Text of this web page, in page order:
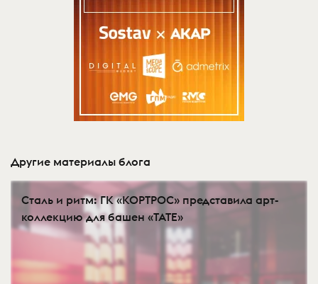
Другие материалы блога
Сталь и ритм: ГК «КОРТРОС» представила арт-
коллекцию для башен «TATE»